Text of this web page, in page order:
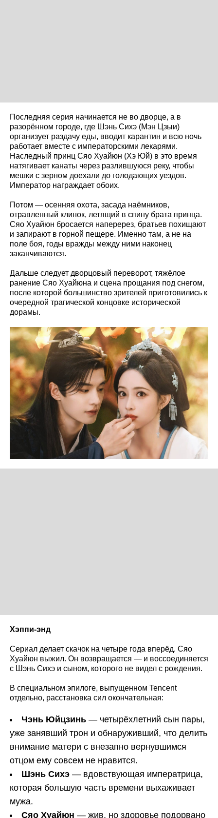
Последняя серия начинается не во дворце, а в
разорённом городе, где Шэнь Сихэ (Мэн Цзыи)
организует раздачу еды, вводит карантин и всю ночь
работает вместе с императорскими лекарями.
Наследный принц Сяо Хуайюн (Хэ Юй) в это время
натягивает канаты через разлившуюся реку, чтобы
мешки с зерном доехали до голодающих уездов.
Император награждает обоих.
Потом — осенняя охота, засада наёмников,
отравленный клинок, летящий в спину брата принца.
Сяо Хуайюн бросается наперерез, братьев похищают
и запирают в горной пещере. Именно там, а не на
поле боя, годы вражды между ними наконец
заканчиваются.
Дальше следует дворцовый переворот, тяжёлое
ранение Сяо Хуайюна и сцена прощания под снегом,
после которой большинство зрителей приготовились к
очередной трагической концовке исторической
дорамы.
Хэппи-энд
Сериал делает скачок на четыре года вперёд. Сяо
Хуайюн выжил. Он возвращается — и воссоединяется
с Шэнь Сихэ и сыном, которого не видел с рождения.
В специальном эпилоге, выпущенном Tencent
отдельно, расстановка сил окончательная:
Чэнь Юйцзинь — четырёхлетний сын пары,
уже занявший трон и обнаруживший, что делить
внимание матери с внезапно вернувшимся
отцом ему совсем не нравится.
Шэнь Сихэ — вдовствующая императрица,
которая большую часть времени выхаживает
мужа.
Сяо Хуайюн — жив, но здоровье подорвано